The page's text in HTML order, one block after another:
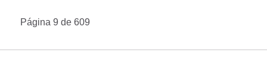
Página 9 de 609